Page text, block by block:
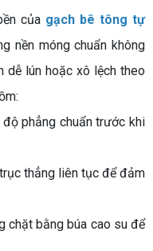
của gạch bê tông tự
nền móng chuẩn không
dễ lún hoặc xô lệch theo
phẳng chuẩn trước khi
thẳng liên tục để đảm
chặt bằng búa cao su để